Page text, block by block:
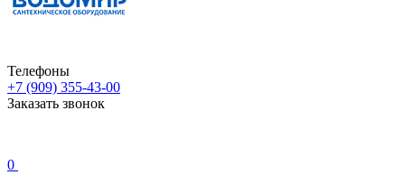
Телефоны
+7 (909) 355-43-00
Заказать звонок
0